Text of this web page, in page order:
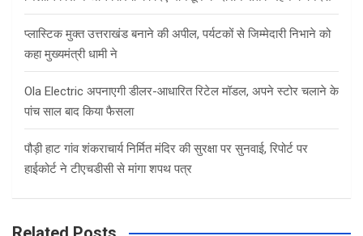
प्लास्टिक मुक्त उत्तराखंड बनाने की अपील, पर्यटकों से जिम्मेदारी निभाने को
कहा मुख्यमंत्री धामी ने
Ola Electric अपनाएगी डीलर-आधारित रिटेल मॉडल, अपने स्टोर चलाने के
पांच साल बाद किया फैसला
पौड़ी हाट गांव शंकराचार्य निर्मित मंदिर की सुरक्षा पर सुनवाई, रिपोर्ट पर
हाईकोर्ट ने टीएचडीसी से मांगा शपथ पत्र